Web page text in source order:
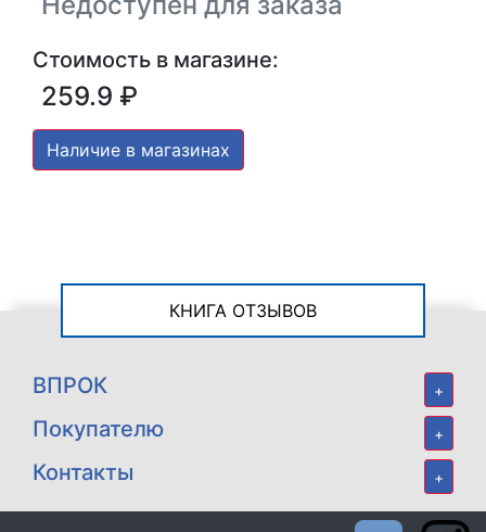
Стоимость в магазине:
259.9 ₽
Наличие в магазинах
КНИГА ОТЗЫВОВ
ВПРОК +
Покупателю +
Контакты +